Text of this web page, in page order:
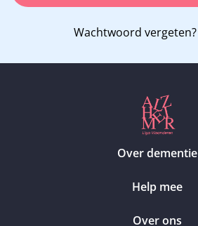
Wachtwoord vergeten?
Over dementie
Help mee
Over ons